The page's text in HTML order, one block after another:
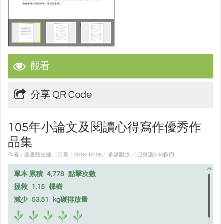
觀看
分享 QR Code
105年小論文及閱讀心得寫作優秀作
品集
作者：圖書館主編╱ 日期：2018-12-06╱ 多媒體版 ╱ 已保護0.00棵樹
單本 累積 4,778 點擊次數
拯救
1.15 棵樹
減少 53.51 kg碳排放量